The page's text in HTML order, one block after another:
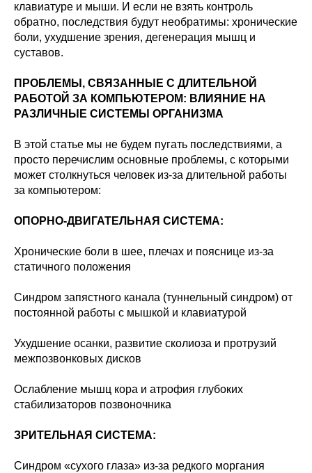
клавиатуре и мыши. И если не взять контроль
обратно, последствия будут необратимы: хронические
боли, ухудшение зрения, дегенерация мышц и
суставов.
ПРОБЛЕМЫ, СВЯЗАННЫЕ С ДЛИТЕЛЬНОЙ
РАБОТОЙ ЗА КОМПЬЮТЕРОМ: ВЛИЯНИЕ НА
РАЗЛИЧНЫЕ СИСТЕМЫ ОРГАНИЗМА
В этой статье мы не будем пугать последствиями, а
просто перечислим основные проблемы, с которыми
может столкнуться человек из-за длительной работы
за компьютером:
ОПОРНО-ДВИГАТЕЛЬНАЯ СИСТЕМА:
Хронические боли в шее, плечах и пояснице из-за
статичного положения
Синдром запястного канала (туннельный синдром) от
постоянной работы с мышкой и клавиатурой
Ухудшение осанки, развитие сколиоза и протрузий
межпозвонковых дисков
Ослабление мышц кора и атрофия глубоких
стабилизаторов позвоночника
ЗРИТЕЛЬНАЯ СИСТЕМА:
Синдром «сухого глаза» из-за редкого моргания